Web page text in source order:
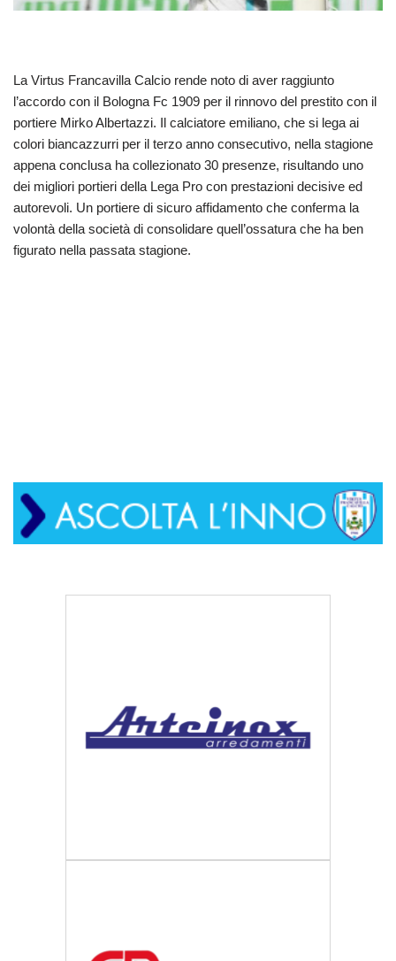
La Virtus Francavilla Calcio rende noto di aver raggiunto
l’accordo con il Bologna Fc 1909 per il rinnovo del prestito con il
portiere Mirko Albertazzi. Il calciatore emiliano, che si lega ai
colori biancazzurri per il terzo anno consecutivo, nella stagione
appena conclusa ha collezionato 30 presenze, risultando uno
dei migliori portieri della Lega Pro con prestazioni decisive ed
autorevoli. Un portiere di sicuro affidamento che conferma la
volontà della società di consolidare quell’ossatura che ha ben
figurato nella passata stagione.